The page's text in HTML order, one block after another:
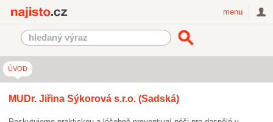
menu
ÚVOD
MUDr. Jiřina Sýkorová s.r.o. (Sadská)